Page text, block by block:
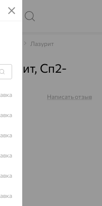
Лазурит
Сп2-
Написать отзыв